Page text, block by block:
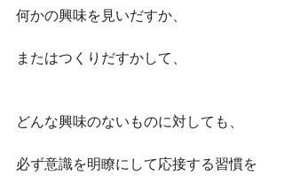
何かの興味を見いだすか、
またはつくりだすかして、
どんな興味のないものに対しても、
必ず意識を明瞭にして応接する習慣を